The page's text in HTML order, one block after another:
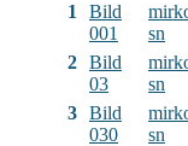
1
Bild
001
sn
2 Bild
03
sn
3 Bild
030
sn